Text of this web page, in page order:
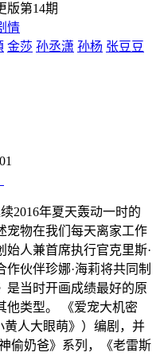
版第14期
情
金莎 孙丞潇 孙杨 张豆豆
2016年夏天轰动一时的
宠物在我们每天离家工作
人兼首席执行官克里斯·
伙伴珍娜·海莉将共同制
是当时开画成绩最好的原
他类型。 《爱宠大机密
黄人大眼萌》）编剧，并
偷奶爸》系列，《老雷斯